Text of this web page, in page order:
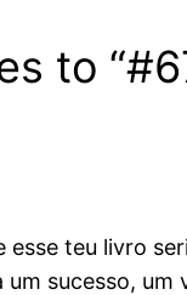
to
esse teu livro
um sucesso,